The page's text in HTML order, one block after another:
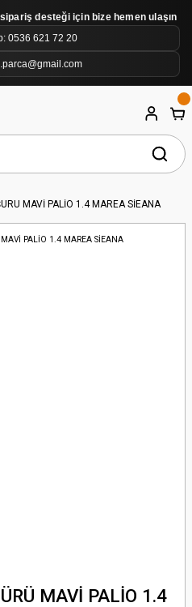
desteği için bize hemen ulaşın
0536 621 72 20
MAVİ PALİO 1.4 MAREA SİEANA
MAVİ PALİO 1.4